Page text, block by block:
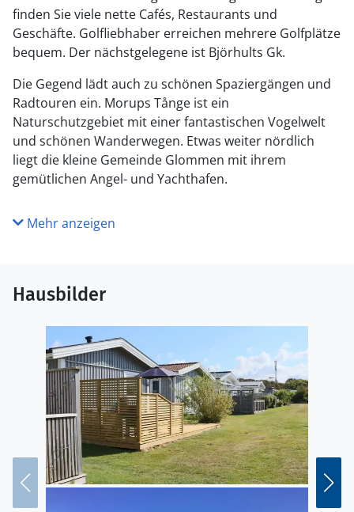
finden Sie viele nette Cafés, Restaurants und
Geschäfte. Golfliebhaber erreichen mehrere Golfplätze
bequem. Der nächstgelegene ist Björhults Gk.
Die Gegend lädt auch zu schönen Spaziergängen und
Radtouren ein. Morups Tånge ist ein
Naturschutzgebiet mit einer fantastischen Vogelwelt
und schönen Wanderwegen. Etwas weiter nördlich
liegt die kleine Gemeinde Glommen mit ihrem
gemütlichen Angel- und Yachthafen.
Mehr anzeigen
Hausbilder